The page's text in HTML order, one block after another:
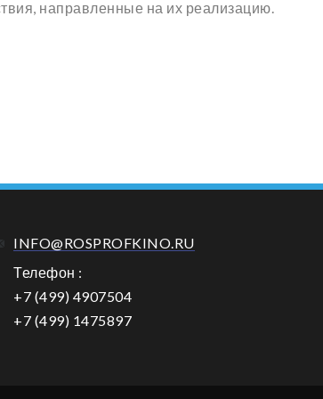
направленные на их реализацию.
INFO@ROSPROFKINO.RU
Телефон :
+7 (499) 4907504
+7 (499) 1475897